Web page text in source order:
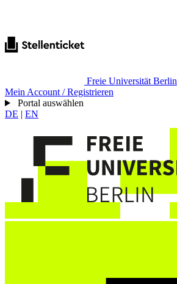
Freie Universität Berlin
Mein Account / Registrieren
Portal auswählen
DE | EN